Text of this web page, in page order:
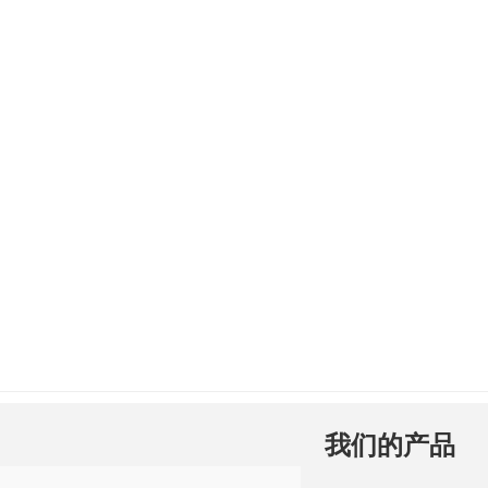
我们的产品